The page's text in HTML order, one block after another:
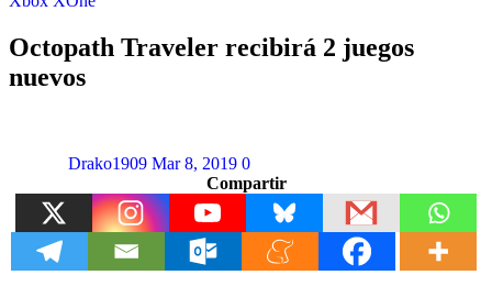
Octopath Traveler recibirá 2 juegos
nuevos
Drako1909 Mar 8, 2019 0
Compartir